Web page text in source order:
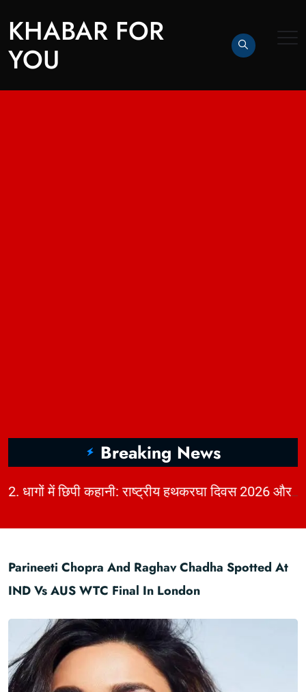
KHABAR FOR
YOU
Breaking News
| 2. धागों में छिपी कहानी: राष्ट्रीय हथकरघा दिवस 2026 और भारत की बुनाई विरासत | KhabarForYou
Parineeti Chopra And Raghav Chadha Spotted At
IND Vs AUS WTC Final In London